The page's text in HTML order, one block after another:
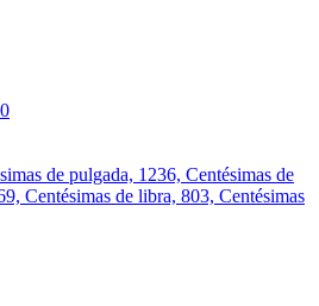
de pulgada, 1236, Centésimas de
Centésimas de libra, 803, Centésimas